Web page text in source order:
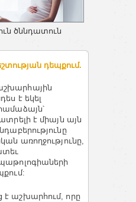
ծննդատուն
դեպքում.
է եկել
է միայն այն
առողջությունը,
աշխարհում, որը